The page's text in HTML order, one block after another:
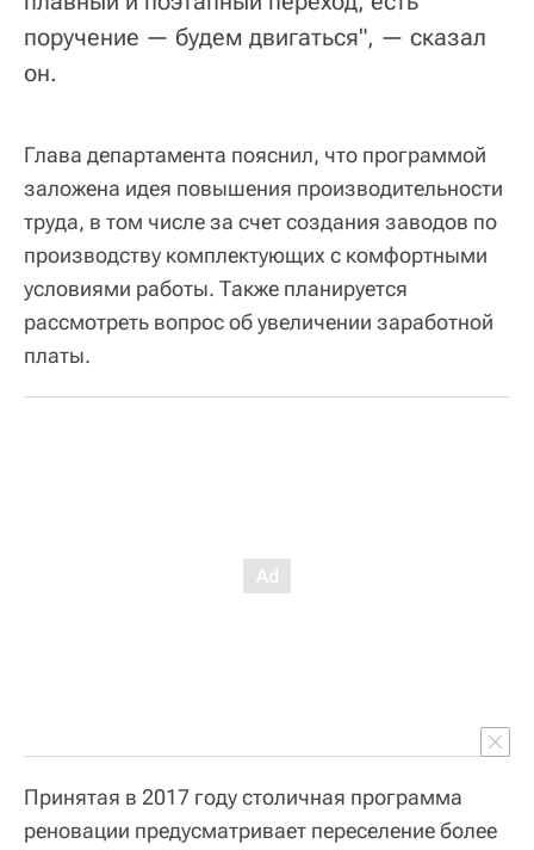
поручение — будем двигаться", — сказал
он.
Глава департамента пояснил, что программой
заложена идея повышения производительности
труда, в том числе за счет создания заводов по
производству комплектующих с комфортными
условиями работы. Также планируется
рассмотреть вопрос об увеличении заработной
платы.
Принятая в 2017 году столичная программа
реновации предусматривает переселение более